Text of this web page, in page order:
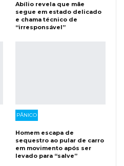
Abílio revela que mãe
segue em estado delicado
e chama técnico de
“irresponsável”
PÂNICO
Homem escapa de
sequestro ao pular de carro
em movimento após ser
levado para “salve”